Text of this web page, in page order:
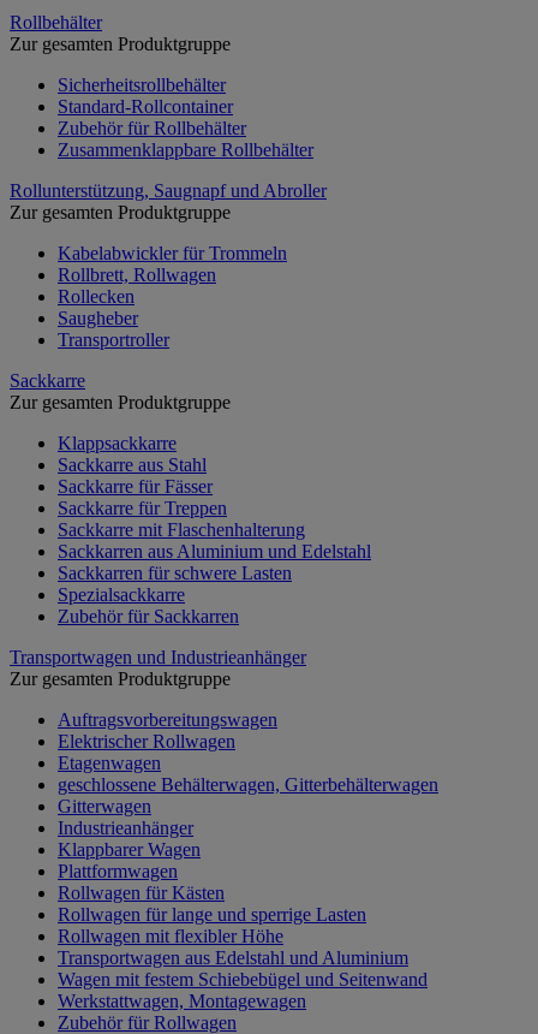
Rollbehälter
Zur gesamten Produktgruppe
Sicherheitsrollbehälter
Standard-Rollcontainer
Zubehör für Rollbehälter
Zusammenklappbare Rollbehälter
Rollunterstützung, Saugnapf und Abroller
Zur gesamten Produktgruppe
Kabelabwickler für Trommeln
Rollbrett, Rollwagen
Rollecken
Saugheber
Transportroller
Sackkarre
Zur gesamten Produktgruppe
Klappsackkarre
Sackkarre aus Stahl
Sackkarre für Fässer
Sackkarre für Treppen
Sackkarre mit Flaschenhalterung
Sackkarren aus Aluminium und Edelstahl
Sackkarren für schwere Lasten
Spezialsackkarre
Zubehör für Sackkarren
Transportwagen und Industrieanhänger
Zur gesamten Produktgruppe
Auftragsvorbereitungswagen
Elektrischer Rollwagen
Etagenwagen
geschlossene Behälterwagen, Gitterbehälterwagen
Gitterwagen
Industrieanhänger
Klappbarer Wagen
Plattformwagen
Rollwagen für Kästen
Rollwagen für lange und sperrige Lasten
Rollwagen mit flexibler Höhe
Transportwagen aus Edelstahl und Aluminium
Wagen mit festem Schiebebügel und Seitenwand
Werkstattwagen, Montagewagen
Zubehör für Rollwagen